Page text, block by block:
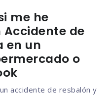
me he
Accidente de
en un
o
accidente de resbalón y